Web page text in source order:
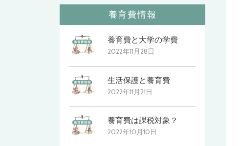
養育費情報
養育費と大学の学費
2022年11月28日
生活保護と養育費
2022年11月21日
養育費は課税対象？
2022年10月10日